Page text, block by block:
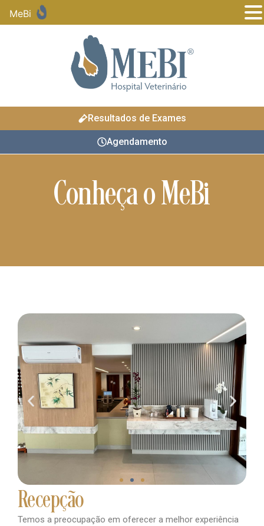
Resultados de Exames
Agendamento
Conheça o MeBi
Recepção
Temos a preocupação em oferecer a melhor experiência
MeBi